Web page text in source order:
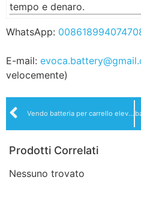
tempo e denaro.
WhatsApp:
E-mail:
velocemente)
Vendo batteria per carrello elevatore a corona e personalizzazione
Prodotti Correlati
Nessuno trovato